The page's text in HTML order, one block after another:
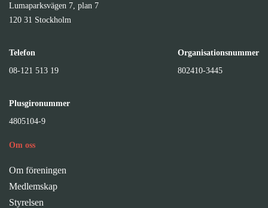
Lumaparksvägen 7, plan 7
120 31 Stockholm
Telefon
08-121 513 19
Organisationsnummer
802410-3445
Plusgironummer
4805104-9
Om oss
Om föreningen
Medlemskap
Styrelsen